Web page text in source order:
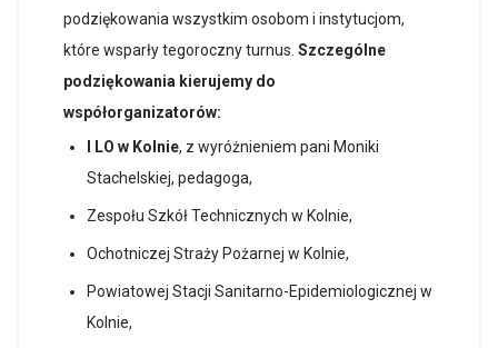
podziękowania wszystkim osobom i instytucjom,
które wsparły tegoroczny turnus. Szczególne
podziękowania kierujemy do
współorganizatorów:
I LO w Kolnie, z wyróżnieniem pani Moniki
Stachelskiej, pedagoga,
Zespołu Szkół Technicznych w Kolnie,
Ochotniczej Straży Pożarnej w Kolnie,
Powiatowej Stacji Sanitarno-Epidemiologicznej w
Kolnie,